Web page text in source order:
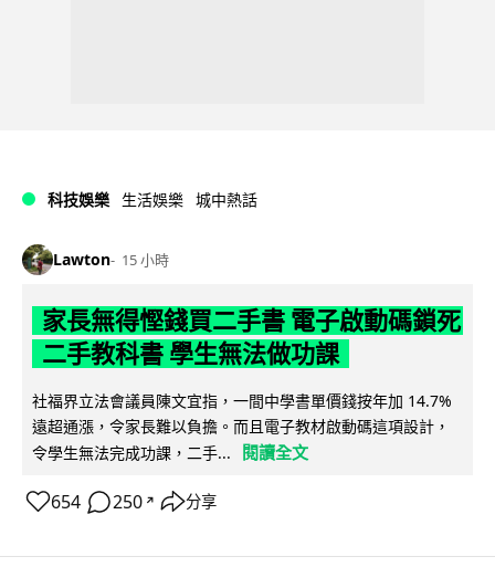
科技娛樂 生活娛樂 城中熱話
Lawton 15 小時
家長無得慳錢買二手書 電子啟動碼鎖死
二手教科書 學生無法做功課
社福界立法會議員陳文宜指，一間中學書單價錢按年加 14.7%
遠超通漲，令家長難以負擔。而且電子教材啟動碼這項設計，
令學生無法完成功課，二手...
閱讀全文
654 250 ↗ 分享